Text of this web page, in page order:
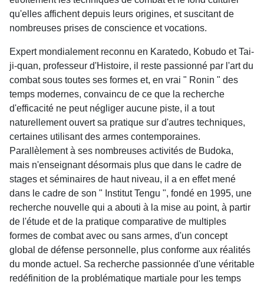
qu'elles affichent depuis leurs origines, et suscitant de
nombreuses prises de conscience et vocations.
Expert mondialement reconnu en Karatedo, Kobudo et Tai-
ji-quan, professeur d'Histoire, il reste passionné par l'art du
combat sous toutes ses formes et, en vrai " Ronin " des
temps modernes, convaincu de ce que la recherche
d'efficacité ne peut négliger aucune piste, il a tout
naturellement ouvert sa pratique sur d'autres techniques,
certaines utilisant des armes contemporaines.
Parallèlement à ses nombreuses activités de Budoka,
mais n'enseignant désormais plus que dans le cadre de
stages et séminaires de haut niveau, il a en effet mené
dans le cadre de son " Institut Tengu ", fondé en 1995, une
recherche nouvelle qui a abouti à la mise au point, à partir
de l'étude et de la pratique comparative de multiples
formes de combat avec ou sans armes, d'un concept
global de défense personnelle, plus conforme aux réalités
du monde actuel. Sa recherche passionnée d'une véritable
redéfinition de la problématique martiale pour les temps